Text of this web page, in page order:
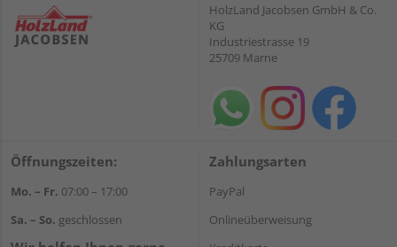
HolzLand Jacobsen GmbH & Co.
KG
Industriestrasse 19
25709 Marne
Öffnungszeiten:
Mo. – Fr. 07:00 – 17:00
Sa. – So. geschlossen
Zahlungsarten
PayPal
Onlineüberweisung